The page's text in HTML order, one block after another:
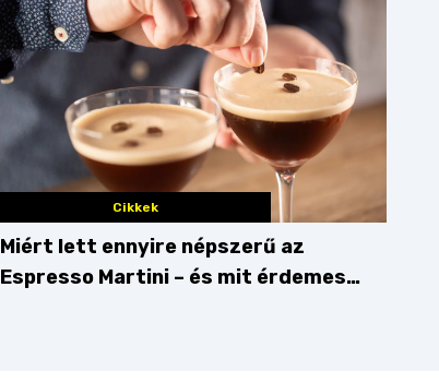
Cikkek
Miért lett ennyire népszerű az
Espresso Martini – és mit érdemes